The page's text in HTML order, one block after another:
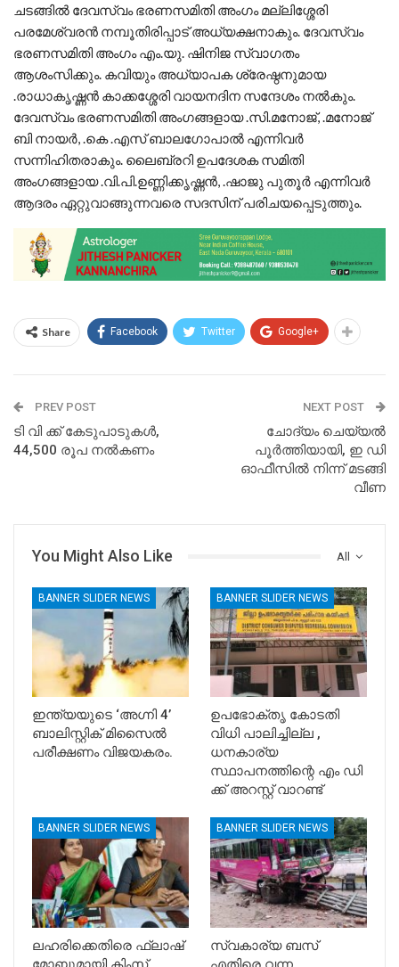
ചടങ്ങിൽ ദേവസ്വം ഭരണസമിതി അംഗം മല്ലിശ്ശേരി
പരമേശ്വരൻ നമ്പൂതിരിപ്പാട് അധ്യക്ഷനാകും. ദേവസ്വം
ഭരണസമിതി അംഗം എം.യു. ഷിനിജ സ്വാഗതം
ആശംസിക്കും. കവിയും അധ്യാപക ശ്രേഷ്ഠനുമായ
.രാധാകൃഷ്ണൻ കാക്കശ്ശേരി വായനദിന സന്ദേശം നൽകും.
ദേവസ്വം ഭരണസമിതി അംഗങ്ങളായ .സി.മനോജ്, .മനോജ്
ബി നായർ, .കെ .എസ് ബാലഗോപാൽ എന്നിവർ
സന്നിഹിതരാകും. ലൈബ്രറി ഉപദേശക സമിതി
അംഗങ്ങളായ .വി.പി.ഉണ്ണിക്കൃഷ്ണൻ, .ഷാജു പുതൂർ എന്നിവർ
ആദരം ഏറ്റുവാങ്ങുന്നവരെ സദസിന് പരിചയപ്പെടുത്തും.
Share Facebook Twitter Google+
PREV POST
ടി വി ക്ക് കേടുപാടുകൾ,
44,500 രൂപ നൽകണം
NEXT POST
ചോദ്യം ചെയ്യൽ
പൂർത്തിയായി, ഇ ഡി
ഓഫീസിൽ നിന്ന് മടങ്ങി
വീണ
All
You Might Also Like
BANNER SLIDER NEWS
ഇന്ത്യയുടെ ‘അഗ്നി 4’
ബാലിസ്റ്റിക് മിസൈൽ
പരീക്ഷണം വിജയകരം.
BANNER SLIDER NEWS
ഉപഭോക്തൃ കോടതി
വിധി പാലിച്ചില്ല ,
ധനകാര്യ
സ്ഥാപനത്തിന്റെ എം ഡി
ക്ക് അറസ്റ്റ് വാറണ്ട്
BANNER SLIDER NEWS
ലഹരിക്കെതിരെ ഫ്ലാഷ്
BANNER SLIDER NEWS
സ്വകാര്യ ബസ്